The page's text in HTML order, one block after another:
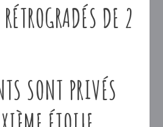
DE 2
SONT PRIVÉS